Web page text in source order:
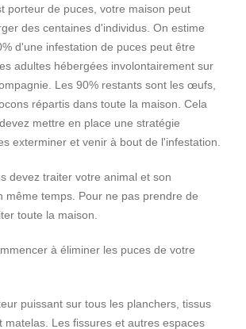
porteur de puces, votre maison peut
des centaines d'individus. On estime
d'une infestation de puces peut être
adultes hébergées involontairement sur
Les 90% restants sont les œufs,
répartis dans toute la maison. Cela
mettre en place une stratégie
exterminer et venir à bout de l'infestation.
devez traiter votre animal et son
même temps. Pour ne pas prendre de
toute la maison.
à éliminer les puces de votre
puissant sur tous les planchers, tissus
matelas. Les fissures et autres espaces